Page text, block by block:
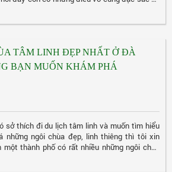
TÂM LINH ĐẸP NHẤT Ở ĐÀ
BẠN MUỐN KHÁM PHÁ
sở thích đi du lịch tâm linh và muốn tìm hiểu
những ngôi chùa đẹp, linh thiêng thì tôi xin
thành phố có rất nhiều những ngôi chùa